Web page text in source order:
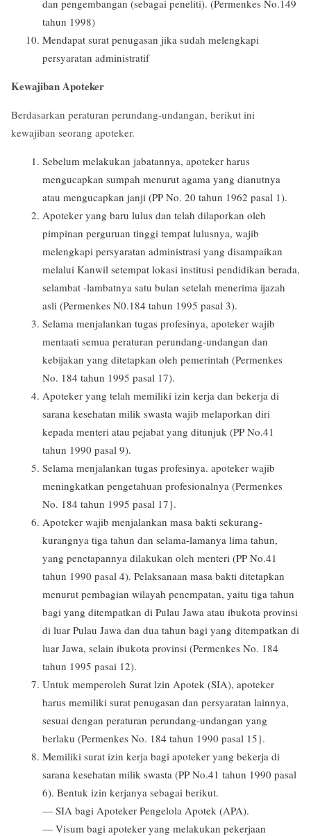
dan pengembangan (sebagai peneliti). (Permenkes No.149
tahun 1998)
Mendapat surat penugasan jika sudah melengkapi
persyaratan administratif
Kewajiban Apoteker
Berdasarkan peraturan perundang-undangan, berikut ini
kewajiban seorang apoteker.
Sebelum melakukan jabatannya, apoteker harus
mengucapkan sumpah menurut agama yang dianutnya
atau mengucapkan janji (PP No. 20 tahun 1962 pasal 1).
Apoteker yang baru lulus dan telah dilaporkan oleh
pimpinan perguruan tinggi tempat lulusnya, wajib
melengkapi persyaratan administrasi yang disampaikan
melalui Kanwil setempat lokasi institusi pendidikan berada,
selambat -lambatnya satu bulan setelah menerima ijazah
asli (Permenkes N0.184 tahun 1995 pasal 3).
Selama menjalankan tugas profesinya, apoteker wajib
mentaati semua peraturan perundang-undangan dan
kebijakan yang ditetapkan oleh pemerintah (Permenkes
No. 184 tahun 1995 pasal 17).
Apoteker yang telah memiliki izin kerja dan bekerja di
sarana kesehatan milik swasta wajib melaporkan diri
kepada menteri atau pejabat yang ditunjuk (PP No.41
tahun 1990 pasal 9).
Selama menjalankan tugas profesinya. apoteker wajib
meningkatkan pengetahuan profesionalnya (Permenkes
No. 184 tahun 1995 pasal 17}.
Apoteker wajib menjalankan masa bakti sekurang-
kurangnya tiga tahun dan selama-lamanya lima tahun,
yang penetapannya dilakukan oleh menteri (PP No.41
tahun 1990 pasal 4). Pelaksanaan masa bakti ditetapkan
menurut pembagian wilayah penempatan, yaitu tiga tahun
bagi yang ditempatkan di Pulau Jawa atau ibukota provinsi
di luar Pulau Jawa dan dua tahun bagi yang ditempatkan di
luar Jawa, selain ibukota provinsi (Permenkes No. 184
tahun 1995 pasai 12).
Untuk memperoleh Surat lzin Apotek (SIA), apoteker
harus memiliki surat penugasan dan persyaratan lainnya,
sesuai dengan peraturan perundang-undangan yang
berlaku (Permenkes No. 184 tahun 1990 pasal 15}.
Memiliki surat izin kerja bagi apoteker yang bekerja di
sarana kesehatan milik swasta (PP No.41 tahun 1990 pasal
6). Bentuk izin kerjanya sebagai berikut.
— SIA bagi Apoteker Pengelola Apotek (APA).
— Visum bagi apoteker yang melakukan pekerjaan